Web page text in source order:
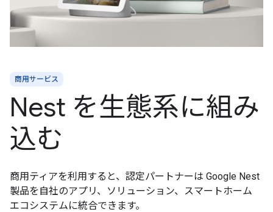
商用サービス
Nest を生態系に組み
込む
商用ティアを利用すると、認定パートナーは Google Nest
製品を自社のアプリ、ソリューション、スマートホーム
エコシステムに統合できます。